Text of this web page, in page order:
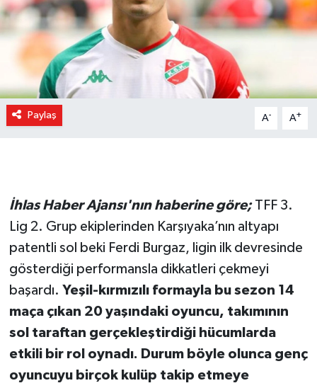
Paylaş A- A+
İhlas Haber Ajansı'nın haberine göre; TFF 3.
Lig 2. Grup ekiplerinden Karşıyaka’nın altyapı
patentli sol beki Ferdi Burgaz, ligin ilk devresinde
gösterdiği performansla dikkatleri çekmeyi
başardı. Yeşil-kırmızılı formayla bu sezon 14
maça çıkan 20 yaşındaki oyuncu, takımının
sol taraftan gerçekleştirdiği hücumlarda
etkili bir rol oynadı. Durum böyle olunca genç
oyuncuyu birçok kulüp takip etmeye